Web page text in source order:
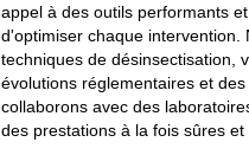
appel à des outils performants
d'optimiser chaque
techniques de désinsectisation,
évolutions réglementaires et
collaborons avec des
des prestations à la fois sûres et